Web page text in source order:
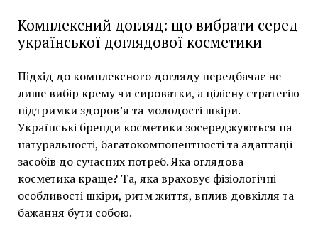
Комплексний догляд: що вибрати серед
української доглядової косметики
Підхід до комплексного догляду передбачає не
лише вибір крему чи сироватки, а цілісну стратегію
підтримки здоров’я та молодості шкіри.
Українські бренди косметики зосереджуються на
натуральності, багатокомпонентності та адаптації
засобів до сучасних потреб. Яка оглядова
косметика краще? Та, яка враховує фізіологічні
особливості шкіри, ритм життя, вплив довкілля та
бажання бути собою.